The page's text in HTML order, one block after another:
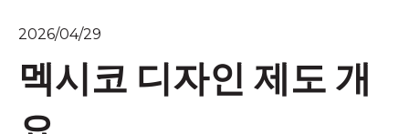
2026/04/29
멕시코 디자인 제도 개